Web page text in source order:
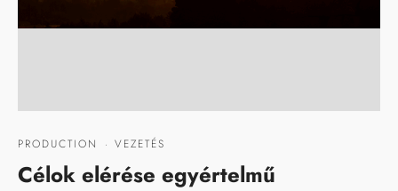
PRODUCTION · VEZETÉS
Célok elérése egyértelmű